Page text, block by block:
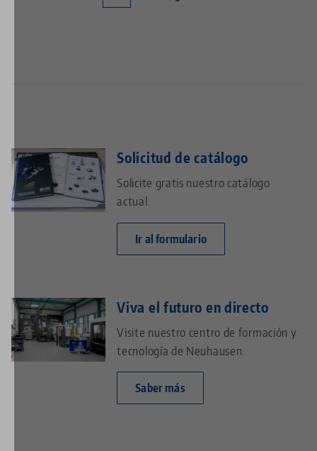
Solicitud de catálogo
Solicite gratis nuestro catálogo
actual.
Ir al formulario
Viva el futuro en directo
Visite nuestro centro de formación y
tecnología de Neuhausen.
Saber más